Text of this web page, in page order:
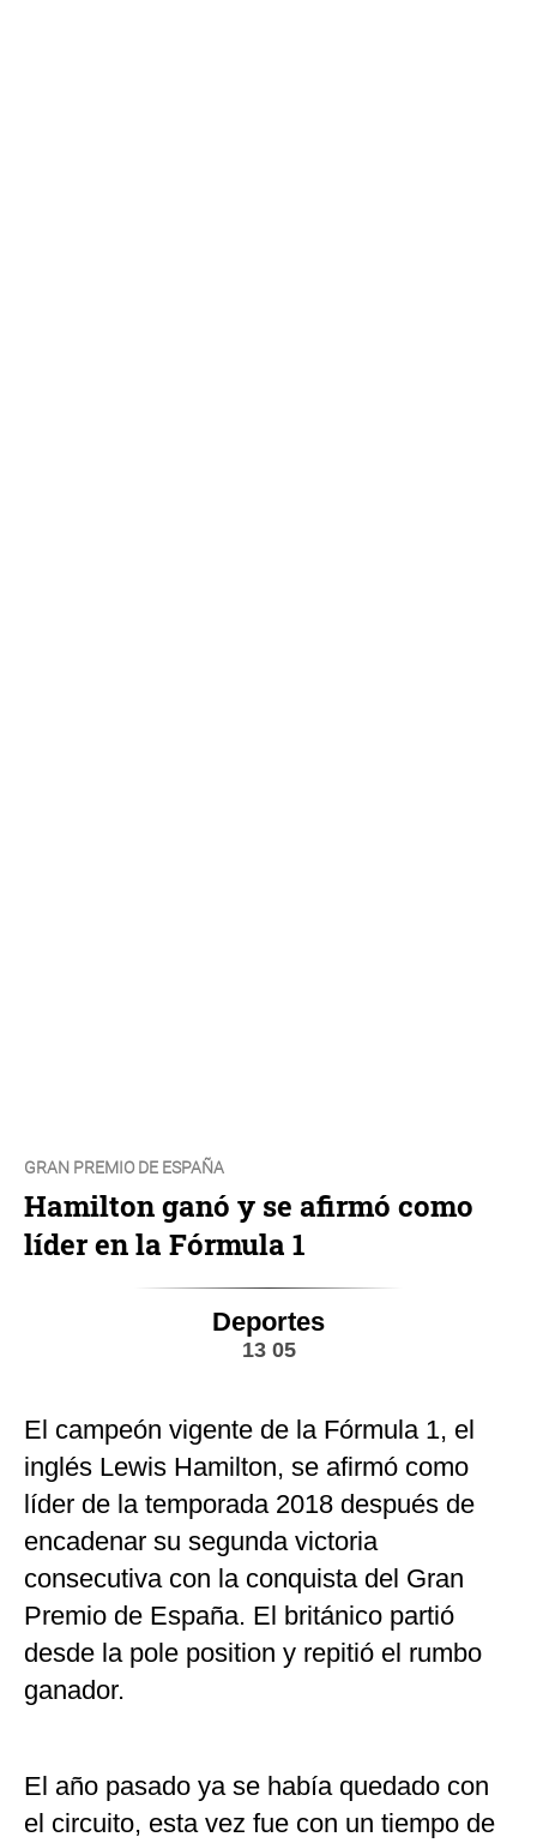
GRAN PREMIO DE ESPAÑA
Hamilton ganó y se afirmó como
líder en la Fórmula 1
Deportes
13 05
El campeón vigente de la Fórmula 1, el
inglés Lewis Hamilton, se afirmó como
líder de la temporada 2018 después de
encadenar su segunda victoria
consecutiva con la conquista del Gran
Premio de España. El británico partió
desde la pole position y repitió el rumbo
ganador.
El año pasado ya se había quedado con
el circuito, esta vez fue con un tiempo de